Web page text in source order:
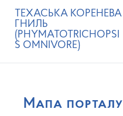
ТЕХАСЬКА КОРЕНЕВА
ГНИЛЬ
(PHYMATOTRICHOPSI
S OMNIVORE)
Мапа порталу